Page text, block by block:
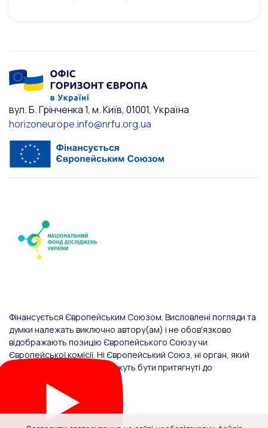
вул. Б. Грінченка 1, м. Київ, 01001, Україна
horizoneurope.info@nrfu.org.ua
Фінансується Європейським Союзом. Висловлені погляди та
думки належать виключно автору(ам) і не обов'язково
відображають позицію Європейського Союзу чи
Європейської комісії. Ні Європейський Союз, ні орган, який
надав фінансування, не можуть бути притягнуті до